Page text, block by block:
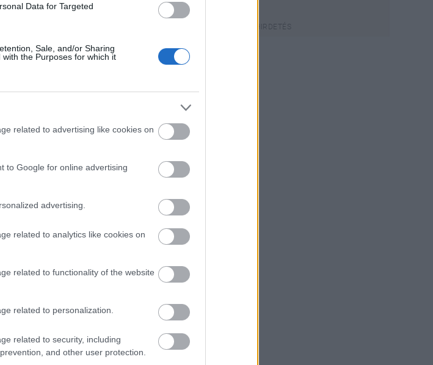
Data for Targeted
Sale, and/or Sharing
the Purposes for which it
related to advertising like cookies on
to Google for online advertising
advertising.
related to analytics like cookies on
related to functionality of the website
related to personalization.
related to security, including
and other user protection.
a
játékos